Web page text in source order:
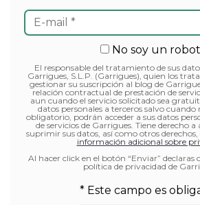
No soy un
El responsable del tratamiento de sus
Garrigues, S.L.P. (Garrigues), quien los tratará con la finalidad de
gestionar su suscripción al blog de
relación contractual de prestación de
aun cuando el servicio solicitado sea
datos personales a terceros salvo
obligatorio, podrán acceder a sus datos
de servicios de Garrigues. Tiene derecho
suprimir sus datos, así como otros derechos,
información adicional sobre
Al hacer click en el botón “Enviar” declaras
política de privacidad de
* Este campo es